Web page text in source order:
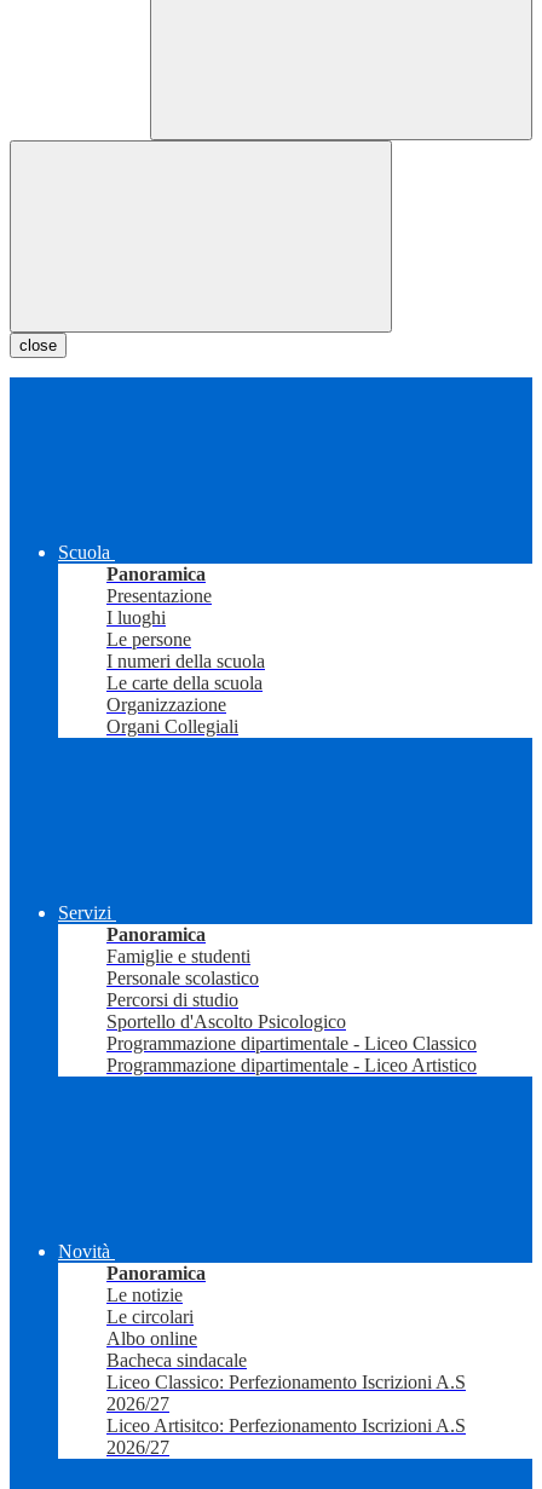
close
Scuola
Panoramica
Presentazione
I luoghi
Le persone
I numeri della scuola
Le carte della scuola
Organizzazione
Organi Collegiali
Servizi
Panoramica
Famiglie e studenti
Personale scolastico
Percorsi di studio
Sportello d'Ascolto Psicologico
Programmazione dipartimentale - Liceo Classico
Programmazione dipartimentale - Liceo Artistico
Novità
Panoramica
Le notizie
Le circolari
Albo online
Bacheca sindacale
Liceo Classico: Perfezionamento Iscrizioni A.S
2026/27
Liceo Artisitco: Perfezionamento Iscrizioni A.S
2026/27